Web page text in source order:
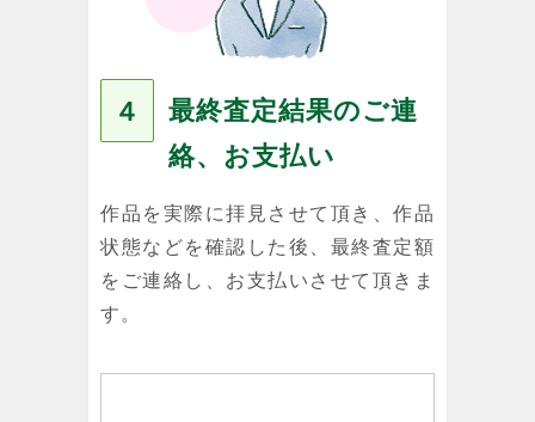
４
最終査定結果のご連
絡、お支払い
作品を実際に拝見させて頂き、作品
状態などを確認した後、最終査定額
をご連絡し、お支払いさせて頂きま
す。